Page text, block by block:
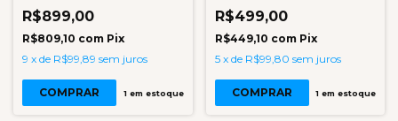
R$899,00
R$809,10 com Pix
9 x de R$99,89 sem juros
COMPRAR 1em estoque
R$499,00
R$449,10 com Pix
5 x de R$99,80 sem juros
COMPRAR 1 em estoque